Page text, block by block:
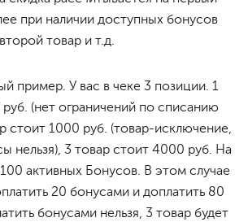
при наличии доступных бонусов
товар и т.д.
пример. У вас в чеке 3 позиции. 1
(нет ограничений по списанию
стоит 1000 руб. (товар-исключение,
нельзя), 3 товар стоит 4000 руб. На
активных Бонусов. В этом случае
20 бонусами и доплатить 80
бонусами нельзя, 3 товар будет